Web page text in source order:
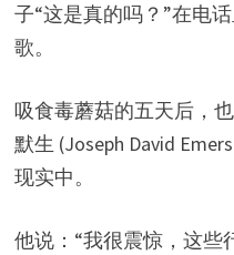
子“这是真的吗？”在电
歌。
吸食毒蘑菇的五天后，
默生 (Joseph David
现实中。
他说：“我很震惊，这些